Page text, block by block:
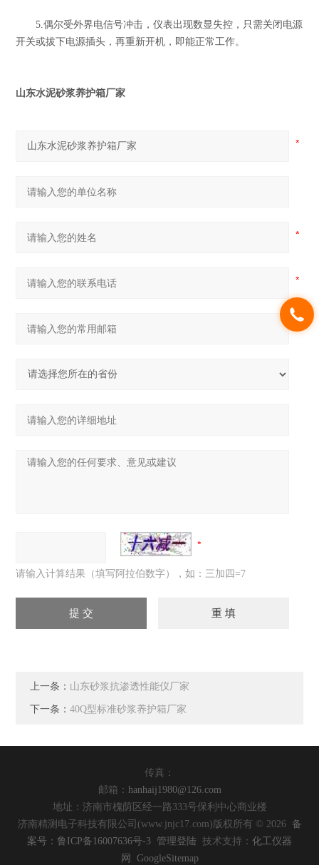
5.偶尔受外界电信号冲击，仪表出现数显失控，只需关闭电源
开关或拔下电源插头，再重新开机，即能正常工作。
山东水泥砂浆养护箱厂家
请输入计算结果（填写阿拉伯数字），如：三加四=7
上一条： 山东砂浆抗渗透性能仪厂家
下一条：40Q型标准砂浆养护箱厂家
传真：
邮箱： hanhaij1980@126.com
地址：济南市槐荫区经一路333号保利中心商业楼
济南精测电子科技有限公司(www.jnjc17.com)版权所有 © 2026 备
案号：鲁ICP备16007636号-3 管理登陆 技术支持： 化工仪器
网
GoogleSitemap